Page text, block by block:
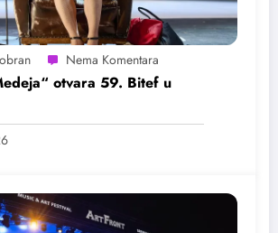
otvara 59. Bitef u